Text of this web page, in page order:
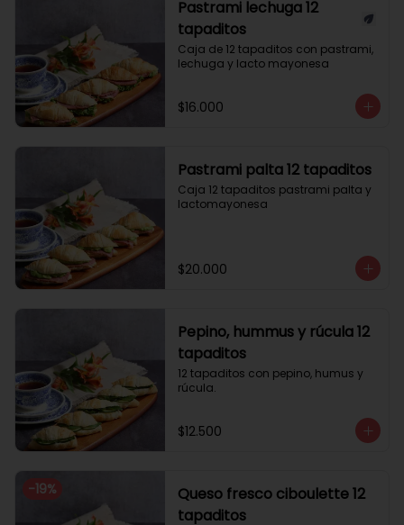
Pastrami lechuga 12
tapaditos
Caja de 12 tapaditos con pastrami,
lechuga y lacto mayonesa
$16.000
Pastrami palta 12 tapaditos
Caja 12 tapaditos pastrami palta y
lactomayonesa
$20.000
Pepino, hummus y rúcula 12
tapaditos
12 tapaditos con pepino, humus y
rúcula.
$12.500
-19%
Queso fresco ciboulette 12
tapaditos